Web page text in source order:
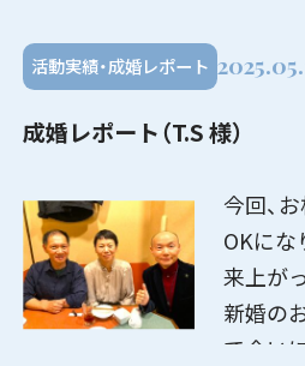
活動実績・成婚レポート
成婚レポート（T.S 様）
今回、
OKにな
来上が
新婚の
で会い